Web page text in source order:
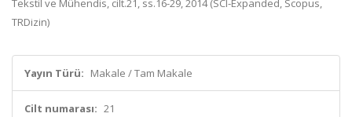
Tekstil ve Mühendis, cilt.21, ss.16-29, 2014 (SCI-Expanded, Scopus,
TRDizin)
Yayın Türü: Makale / Tam Makale
Cilt numarası: 21